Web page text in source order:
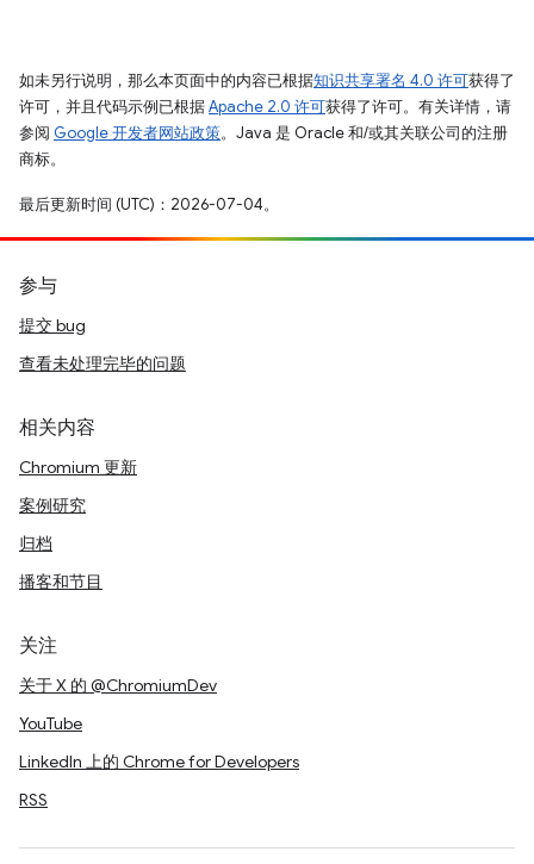
如未另行说明，那么本页面中的内容已根据知识共享署名 4.0 许可获得了
许可，并且代码示例已根据Apache 2.0 许可获得了许可。有关详情，请
参阅 Google 开发者网站政策。Java 是 Oracle 和/或其关联公司的注册
商标。
最后更新时间 (UTC)：2026-07-04。
参与
提交 bug
查看未处理完毕的问题
相关内容
Chromium 更新
案例研究
归档
播客和节目
关注
关于 X 的 @ChromiumDev
YouTube
LinkedIn 上的 Chrome for Developers
RSS